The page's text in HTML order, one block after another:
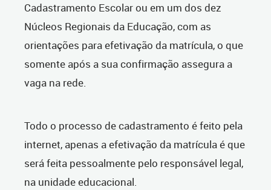
Cadastramento Escolar ou em um dos dez
Núcleos Regionais da Educação, com as
orientações para efetivação da matrícula, o que
somente após a sua confirmação assegura a
vaga na rede.
Todo o processo de cadastramento é feito pela
internet, apenas a efetivação da matrícula é que
será feita pessoalmente pelo responsável legal,
na unidade educacional.